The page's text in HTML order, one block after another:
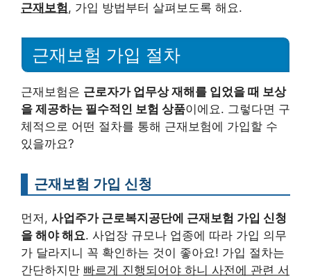
근재보험, 가입 방법부터 살펴보도록 해요.
근재보험 가입 절차
근재보험은 근로자가 업무상 재해를 입었을 때 보상
을 제공하는 필수적인 보험 상품이에요. 그렇다면 구
체적으로 어떤 절차를 통해 근재보험에 가입할 수
있을까요?
근재보험 가입 신청
먼저, 사업주가 근로복지공단에 근재보험 가입 신청
을 해야 해요. 사업장 규모나 업종에 따라 가입 의무
가 달라지니 꼭 확인하는 것이 좋아요! 가입 절차는
간단하지만 빠르게 진행되어야 하니 사전에 관련 서